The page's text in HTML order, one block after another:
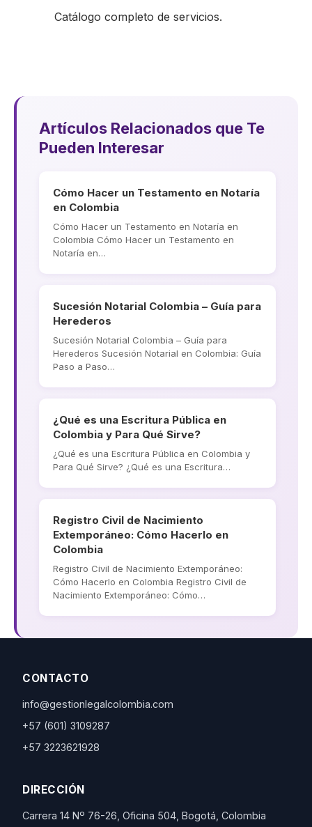
Catálogo completo de servicios.
Artículos Relacionados que Te
Pueden Interesar
Cómo Hacer un Testamento en Notaría
en Colombia
Cómo Hacer un Testamento en Notaría en
Colombia Cómo Hacer un Testamento en
Notaría en…
Sucesión Notarial Colombia – Guía para
Herederos
Sucesión Notarial Colombia – Guía para
Herederos Sucesión Notarial en Colombia: Guía
Paso a Paso…
¿Qué es una Escritura Pública en
Colombia y Para Qué Sirve?
¿Qué es una Escritura Pública en Colombia y
Para Qué Sirve? ¿Qué es una Escritura…
Registro Civil de Nacimiento
Extemporáneo: Cómo Hacerlo en
Colombia
Registro Civil de Nacimiento Extemporáneo:
Cómo Hacerlo en Colombia Registro Civil de
Nacimiento Extemporáneo: Cómo…
CONTACTO
info@gestionlegalcolombia.com
+57 (601) 3109287
+57 3223621928
DIRECCIÓN
Carrera 14 Nº 76-26, Oficina 504, Bogotá, Colombia